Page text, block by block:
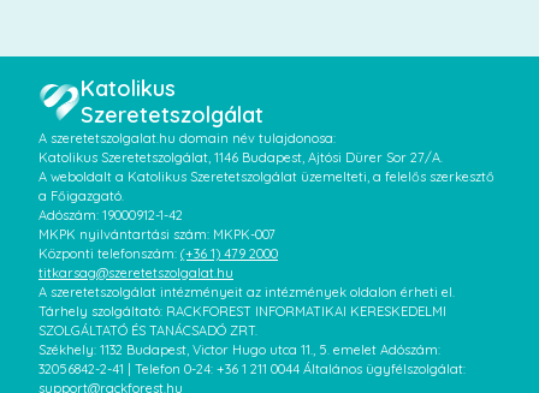
Katolikus
Szeretetszolgálat
A szeretetszolgalat.hu domain név tulajdonosa:
Katolikus Szeretetszolgálat, 1146 Budapest, Ajtósi Dürer Sor 27/A.
A weboldalt a Katolikus Szeretetszolgálat üzemelteti, a felelős szerkesztő
a Főigazgató.
Adószám: 19000912-1-42
MKPK nyilvántartási szám: MKPK-007
Központi telefonszám: (+36 1) 479 2000
titkarsag@szeretetszolgalat.hu
A szeretetszolgálat intézményeit az intézmények oldalon érheti el.
Tárhely szolgáltató: RACKFOREST INFORMATIKAI KERESKEDELMI
SZOLGÁLTATÓ ÉS TANÁCSADÓ ZRT.
Székhely: 1132 Budapest, Victor Hugo utca 11., 5. emelet Adószám:
32056842-2-41 | Telefon 0-24: +36 1 211 0044 Általános ügyfélszolgálat:
support@rackforest.hu